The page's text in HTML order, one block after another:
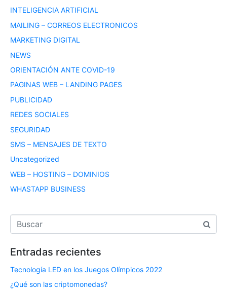
INTELIGENCIA ARTIFICIAL
MAILING – CORREOS ELECTRONICOS
MARKETING DIGITAL
NEWS
ORIENTACIÓN ANTE COVID-19
PAGINAS WEB – LANDING PAGES
PUBLICIDAD
REDES SOCIALES
SEGURIDAD
SMS – MENSAJES DE TEXTO
Uncategorized
WEB – HOSTING – DOMINIOS
WHASTAPP BUSINESS
Entradas recientes
Tecnología LED en los Juegos Olímpicos 2022
¿Qué son las criptomonedas?